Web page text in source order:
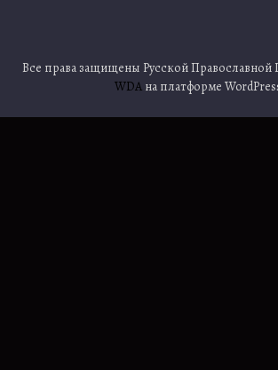
Все права защищены Русской Православной
WDAна платформе